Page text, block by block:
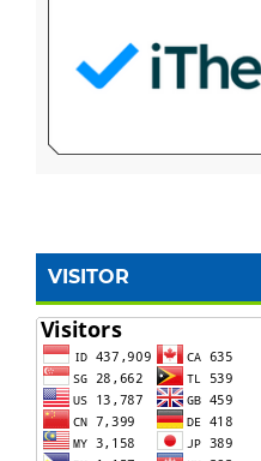
VISITOR